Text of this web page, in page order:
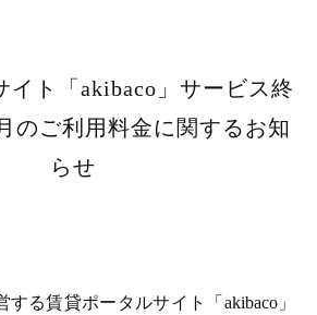
イト「akibaco」サービス終
のご利用料金に関するお知
らせ
る賃貸ポータルサイト「akibaco」